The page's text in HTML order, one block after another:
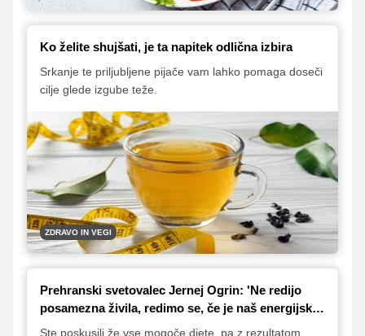
Ko želite shujšati, je ta napitek odlična izbira
Srkanje te priljubljene pijače vam lahko pomaga doseči
cilje glede izgube teže.
ZDRAVO IN VEGI
Prehranski svetovalec Jernej Ogrin: 'Ne redijo
posamezna živila, redimo se, če je naš energijski
vnos višji, kot so naše potrebe'
Ste poskusili že vse mogoče diete, pa z rezultatom